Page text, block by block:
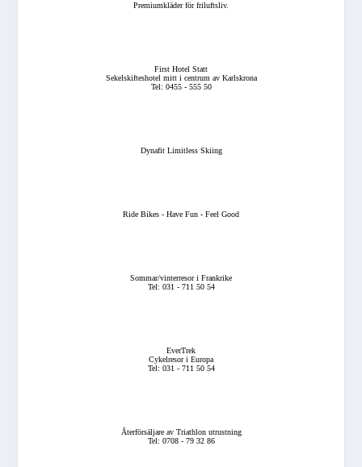
Premiumkläder för friluftsliv.
First Hotel Statt
Sekelskifteshotel mitt i centrum av Karlskrona
Tel: 0455 - 555 50
Dynafit Limitless Skiing
Ride Bikes - Have Fun - Feel Good
Sommar/vinterresor i Frankrike
Tel: 031 - 711 50 54
EverTrek
Cykelresor i Europa
Tel: 031 - 711 50 54
Återförsäljare av Triathlon utrustning
Tel: 0708 - 79 32 86